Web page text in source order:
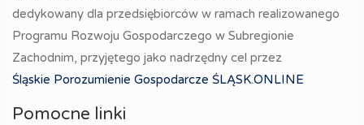
dedykowany dla przedsiębiorców w ramach realizowanego
Programu Rozwoju Gospodarczego w Subregionie
Zachodnim, przyjętego jako nadrzędny cel przez
Śląskie Porozumienie Gospodarcze ŚLĄSK.ONLINE
Pomocne linki